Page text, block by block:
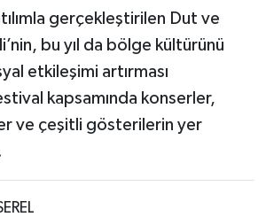
gerçekleştirilen Dut ve
bu yıl da bölge kültürünü
etkileşimi artırması
kapsamında konserler,
ve çeşitli gösterilerin yer